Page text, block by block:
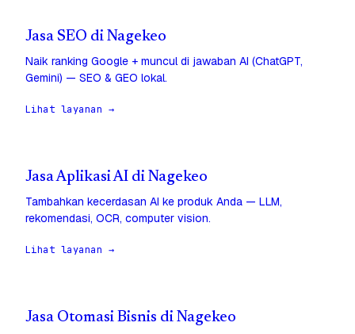
Jasa SEO di Nagekeo
Naik ranking Google + muncul di jawaban AI (ChatGPT,
Gemini) — SEO & GEO lokal.
Lihat layanan →
Jasa Aplikasi AI di Nagekeo
Tambahkan kecerdasan AI ke produk Anda — LLM,
rekomendasi, OCR, computer vision.
Lihat layanan →
Jasa Otomasi Bisnis di Nagekeo